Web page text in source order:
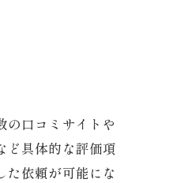
の口コミサイトや
ど具体的な評価項
依頼が可能にな